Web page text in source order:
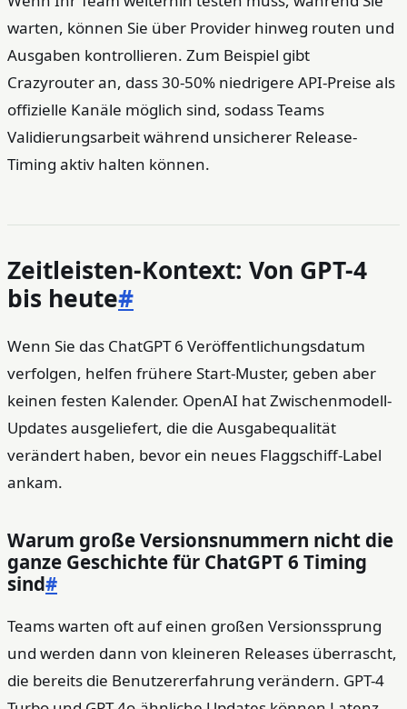
warten, können Sie über Provider hinweg routen und
Ausgaben kontrollieren. Zum Beispiel gibt
Crazyrouter an, dass 30-50% niedrigere API-Preise als
offizielle Kanäle möglich sind, sodass Teams
Validierungsarbeit während unsicherer Release-
Timing aktiv halten können.
Zeitleisten-Kontext: Von GPT-4
bis heute#
Wenn Sie das ChatGPT 6 Veröffentlichungsdatum
verfolgen, helfen frühere Start-Muster, geben aber
keinen festen Kalender. OpenAI hat Zwischenmodell-
Updates ausgeliefert, die die Ausgabequalität
verändert haben, bevor ein neues Flaggschiff-Label
ankam.
Warum große Versionsnummern nicht die
ganze Geschichte für ChatGPT 6 Timing
sind#
Teams warten oft auf einen großen Versionssprung
und werden dann von kleineren Releases überrascht,
die bereits die Benutzererfahrung verändern. GPT-4